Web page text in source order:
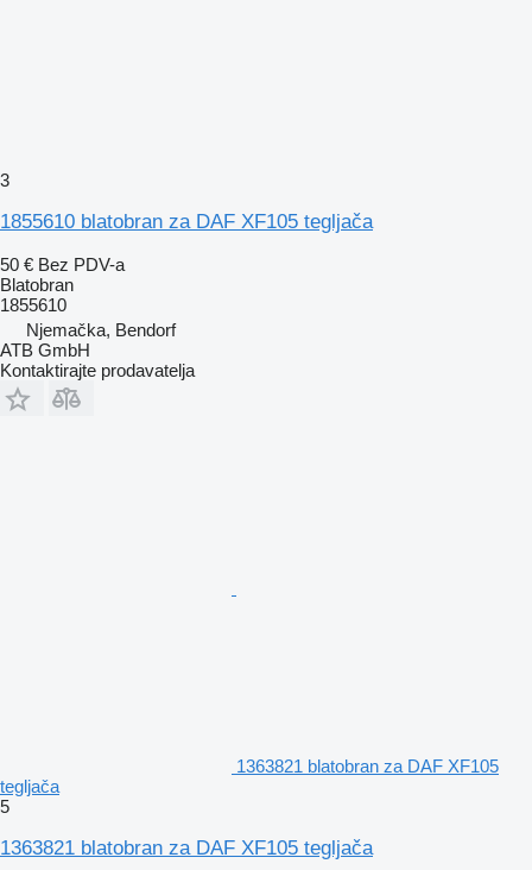
3
1855610 blatobran za DAF XF105 tegljača
50 € Bez PDV-a
Blatobran
1855610
Njemačka, Bendorf
ATB GmbH
Kontaktirajte prodavatelja
1363821 blatobran za DAF XF105
tegljača
5
1363821 blatobran za DAF XF105 tegljača